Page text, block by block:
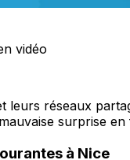
vidéo
leurs réseaux
surprise
à Nice